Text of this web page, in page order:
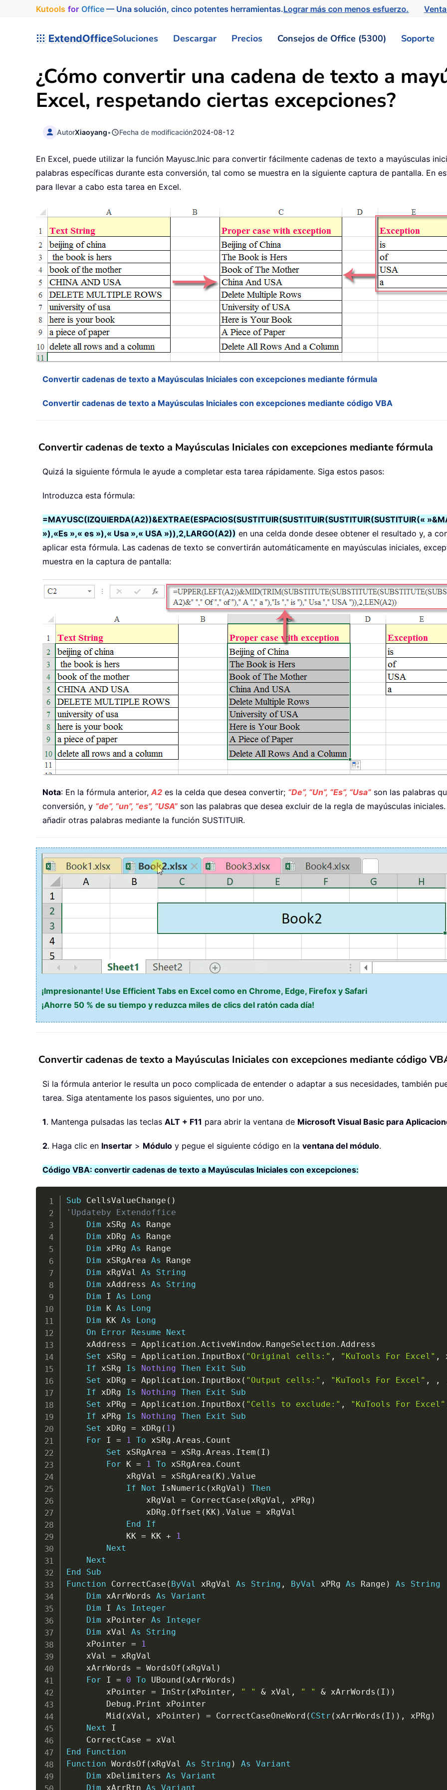
Kutools for Office— Una solución, cinco potentes herramientas.Lograr más con menos esfuerzo.
ExtendOfficeSoluciones Descargar Precios Consejos de Office (5300) Soporte
¿Cómo convertir una cadena de texto a
Excel, respetando ciertas excepciones?
AutorXiaoyang• Fecha de modificación2024-08-12
En Excel, puede utilizar la función Mayusc.Inic para convertir fácilmente cadenas de texto a mayúsculas
palabras específicas durante esta conversión, tal como se muestra en la siguiente captura de pantalla. En
para llevar a cabo esta tarea en Excel.
Convertir cadenas de texto a Mayúsculas Iniciales con excepciones mediante fórmula
Convertir cadenas de texto a Mayúsculas Iniciales con excepciones mediante código VBA
Convertir cadenas de texto a Mayúsculas Iniciales con excepciones mediante fórmula
Quizá la siguiente fórmula le ayude a completar esta tarea rápidamente. Siga estos pasos:
Introduzca esta fórmula:
=MAYUSC(IZQUIERDA(A2))&EXTRAE(ESPACIOS(SUSTITUIR(SUSTITUIR(SUSTITUIR(SUSTITUIR(«
»),«Es »,« es »),« Usa »,« USA »)),2,LARGO(A2)) en una celda donde desee obtener el resultado y, a
aplicar esta fórmula. Las cadenas de texto se convertirán automáticamente en mayúsculas iniciales,
muestra en la captura de pantalla:
Nota: En la fórmula anterior, A2 es la celda que desea convertir; “De”, “Un”, “Es”, “Usa” son las palabras
conversión, y “de”, “un”, “es”, “USA” son las palabras que desea excluir de la regla de mayúsculas
añadir otras palabras mediante la función SUSTITUIR.
¡Impresionante! Use Efficient Tabs en Excel como en Chrome, Edge, Firefox y Safari
¡Ahorre 50 % de su tiempo y reduzca miles de clics del ratón cada día!
Convertir cadenas de texto a Mayúsculas Iniciales con excepciones mediante código
Si la fórmula anterior le resulta un poco complicada de entender o adaptar a sus necesidades, también
tarea. Siga atentamente los pasos siguientes, uno por uno.
1. Mantenga pulsadas las teclas ALT + F11 para abrir la ventana de Microsoft Visual Basic para
2. Haga clic en Insertar > Módulo y pegue el siguiente código en la ventana del módulo.
Código VBA: convertir cadenas de texto a Mayúsculas Iniciales con excepciones:
Sub CellsValueChange ( )
'Updateby Extendoffice
Dim xSRg As Range
Dim xDRg As Range
Dim xPRg As Range
Dim xSRgArea As Range
Dim xRgVal As
String
Dim xAddress As
String
Dim I As
Long
Dim K As
Long
Dim KK As
Long
On
Error Resume
Next
    xAddress
= Application . ActiveWindow. RangeSelection . Address
Set xSRg = Application . InputBox ( "Original cells:" , "KuTools For Excel" ,
If xSRg Is Nothing Then Exit
Sub
Set xDRg = Application . InputBox ( "Output cells:" , "KuTools For Excel" , ,
If xDRg Is Nothing Then Exit
Sub
Set xPRg = Application . InputBox ( "Cells to exclude:" , "KuTools For Excel"
If xPRg Is Nothing Then Exit
Sub
Set xDRg = xDRg ( 1 )
For I = 1 To xSRg . Areas . Count
Set xSRgArea = xSRg . Areas . Item ( I )
For K = 1 To xSRgArea . Count
            xRgVal
= xSRgArea ( K) . Value
If
Not IsNumeric ( xRgVal )
Then
                xRgVal
= CorrectCase ( xRgVal , xPRg )
                xDRg
. Offset ( KK) . Value = xRgVal
End
If
            KK
= KK +
1
Next
Next
End
Sub
Function CorrectCase ( ByVal xRgVal As String , ByVal xPRg As Range ) As
String
Dim xArrWords As
Variant
Dim I As
Integer
Dim xPointer As
Integer
Dim xVal As
String
    xPointer
=
1
    xVal
= xRgVal
    xArrWords
= WordsOf ( xRgVal )
For I = 0 To UBound ( xArrWords )
        xPointer
= InStr ( xPointer , " " & xVal , " " & xArrWords ( I ) )
        Debug
. Print xPointer
        Mid
( xVal , xPointer ) = CorrectCaseOneWord ( CStr ( xArrWords ( I ) ) , xPRg )
Next I
    CorrectCase
=
End
Function
Function WordsOf ( xRgVal As String ) As
Variant
Dim xDelimiters As
Variant
Dim xArrRtn As Variant